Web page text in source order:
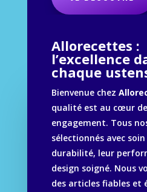
Allorecettes :
l’excellence
chaque
Bienvenue chez
qualité est au cœur
engagement. Tous
sélectionnés avec
durabilité, leur
design soigné. Nous
des articles fiables et